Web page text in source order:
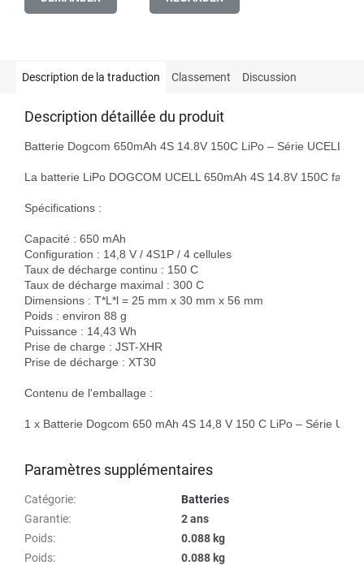
Description de la traduction Classement Discussion
Description détaillée du produit
Batterie Dogcom 650mAh 4S 14.8V 150C LiPo – Série UCELL
La batterie LiPo DOGCOM UCELL 650mAh 4S 14.8V 150C fait
Spécifications :
Capacité : 650 mAh
Configuration : 14,8 V / 4S1P / 4 cellules
Taux de décharge continu : 150 C
Taux de décharge maximal : 300 C
Dimensions : T*L*l = 25 mm x 30 mm x 56 mm
Poids : environ 88 g
Puissance : 14,43 Wh
Prise de charge : JST-XHR
Prise de décharge : XT30
Contenu de l'emballage :
1 x Batterie Dogcom 650 mAh 4S 14,8 V 150 C LiPo – Série
Paramètres supplémentaires
Catégorie:
Batteries
Garantie:
2 ans
Poids:
0.088 kg
Poids:
0.088 kg